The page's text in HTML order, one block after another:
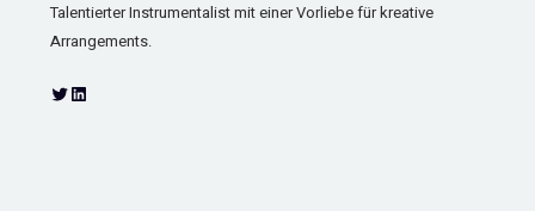
Talentierter Instrumentalist mit einer Vorliebe für kreative
Arrangements.
T L